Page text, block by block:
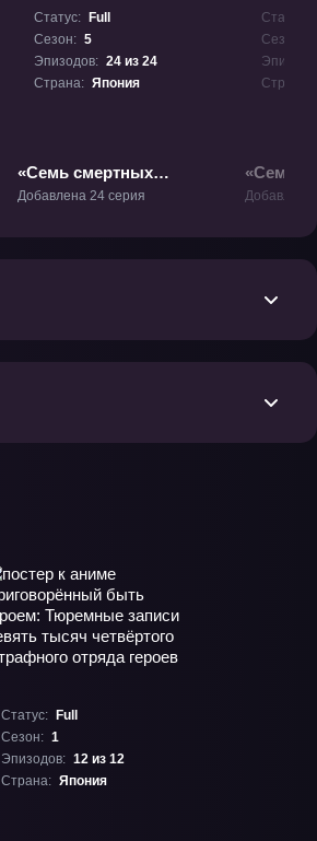
Статус:
Full
Сезон: 5
Эпизодов: 24 из 24
Страна: Япония
«Семь смертных
грехов: Четыре
Добавлена 24 серия
Статус:
Сезон:
Страна:
«Семь
грехов:
Добавлена
Статус:
Full
Сезон: 1
Эпизодов: 12 из 12
Страна: Япония